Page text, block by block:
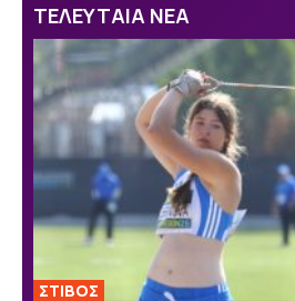
ΤΕΛΕΥΤΑΙΑ ΝΕΑ
ΣΤΙΒΟΣ